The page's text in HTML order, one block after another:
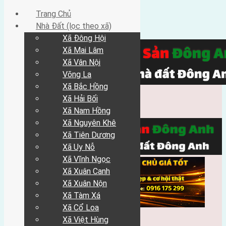
Trang Chủ
Trang Chủ
Nhà Đất (lọc theo xã)
Xã Đông Hội
Xã Mai Lâm
Xã Vân Nội
Võng La
Xã Bắc Hồng
Xã Hải Bối
Xã Nam Hồng
Xã Nguyên Khê
Xã Tiên Dương
Xã Uy Nỗ
Xã Vĩnh Ngọc
Xã Xuân Canh
Xã Xuân Nộn
Xã Tàm Xá
Xã Cổ Loa
Xã Việt Hùng